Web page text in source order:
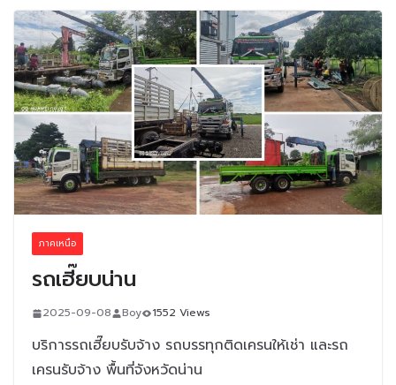
ภาคเหนือ
รถเฮี๊ยบน่าน
2025-09-08 Boy 1552 Views
บริการรถเฮี๊ยบรับจ้าง รถบรรทุกติดเครนให้เช่า และรถ
เครนรับจ้าง พื้นที่จังหวัดน่าน